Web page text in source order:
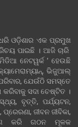
ଓଡ଼ିଶାର ଏକ ପ୍ରମୁଖ
ପାଇଛି । ଆଜି ଚାରି
ନେଟୱର୍କ ’ ହେଉଛି
ଭିଜୁଆଲ୍
ଯେଉଁଠି ସମସ୍ତେ
ସଦା ଚେଷ୍ଟିତ ।
ବୃତ୍ତି, ପର୍ଯ୍ୟଟନ,
ଜୀବନ ଜୀବିକା,
କରି ଗଠନ ମୂଳକ